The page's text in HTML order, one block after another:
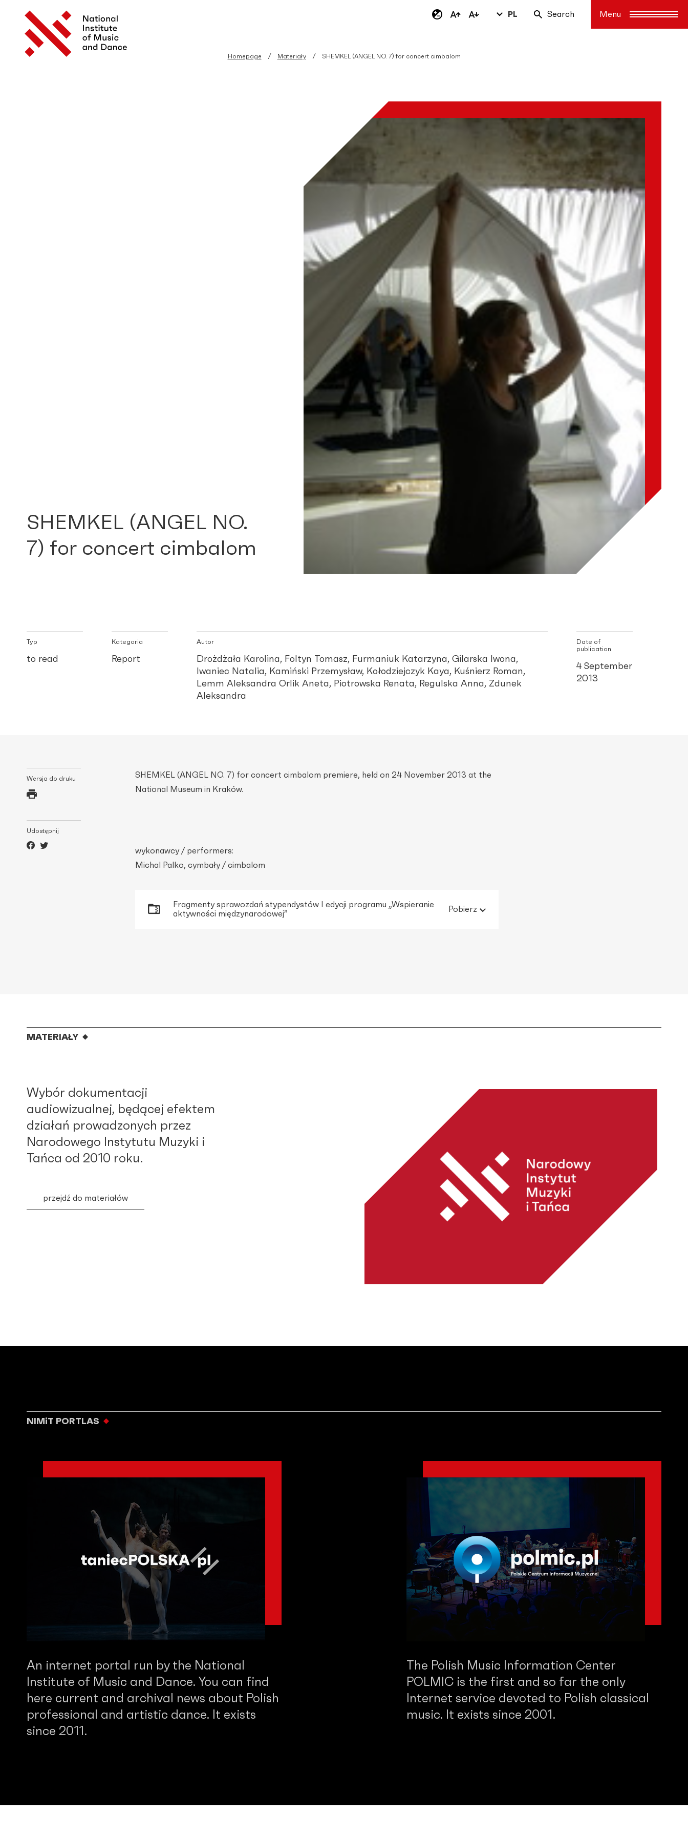
PL Search
Homepage Materiały SHEMKEL (ANGEL NO. 7) for concert cimbalom
SHEMKEL (ANGEL NO.
7) for concert cimbalom
Typ
to read
Kategoria
Report
Autor
Drożdżała Karolina, Foltyn Tomasz, Furmaniuk Katarzyna, Gilarska Iwona,
Iwaniec Natalia, Kamiński Przemysław, Kołodziejczyk Kaya, Kuśnierz Roman,
Lemm Aleksandra Orlik Aneta, Piotrowska Renata, Regulska Anna, Zdunek
Aleksandra
Date of
publication
4 September
2013
Wersja do druku
Udostępnij
SHEMKEL (ANGEL NO. 7) for concert cimbalom premiere, held on 24 November 2013 at the
National Museum in Kraków.
wykonawcy / performers:
Michal Palko, cymbały / cimbalom
Fragmenty sprawozdań stypendystów I edycji programu „Wspieranie
aktywności międzynarodowej”
Pobierz
MATERIAŁY
Wybór dokumentacji
audiowizualnej, będącej efektem
działań prowadzonych przez
Narodowego Instytutu Muzyki i
Tańca od 2010 roku.
przejdź do materiałów
NIMiT PORTLAS
An internet portal run by the National
Institute of Music and Dance. You can find
here current and archival news about Polish
professional and artistic dance. It exists
since 2011.
The Polish Music Information Center
POLMIC is the first and so far the only
Internet service devoted to Polish classical
music. It exists since 2001.